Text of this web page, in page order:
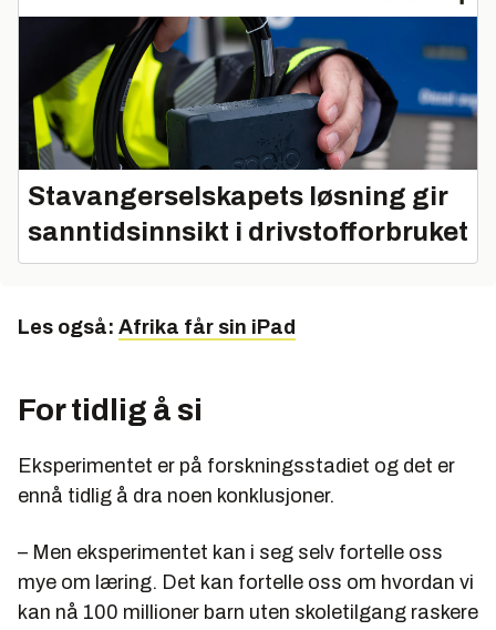
Stavangerselskapets løsning gir
sanntidsinnsikt i drivstofforbruket
Les også: Afrika får sin iPad
For tidlig å si
Eksperimentet er på forskningsstadiet og det er
ennå tidlig å dra noen konklusjoner.
– Men eksperimentet kan i seg selv fortelle oss
mye om læring. Det kan fortelle oss om hvordan vi
kan nå 100 millioner barn uten skoletilgang raskere